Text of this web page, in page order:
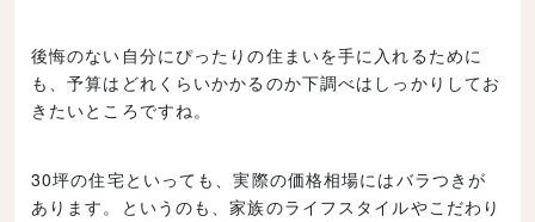
er book ックマー t
後悔のない自分にぴったりの住まいを手に入れるために
も、予算はどれくらいかかるのか下調べはしっかりしてお
きたいところですね。
30坪の住宅といっても、実際の価格相場にはバラつきが
あります。というのも、家族のライフスタイルやこだわり